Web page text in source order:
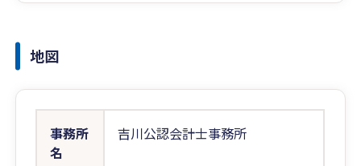
地図
事務所
名
吉川公認会計士事務所